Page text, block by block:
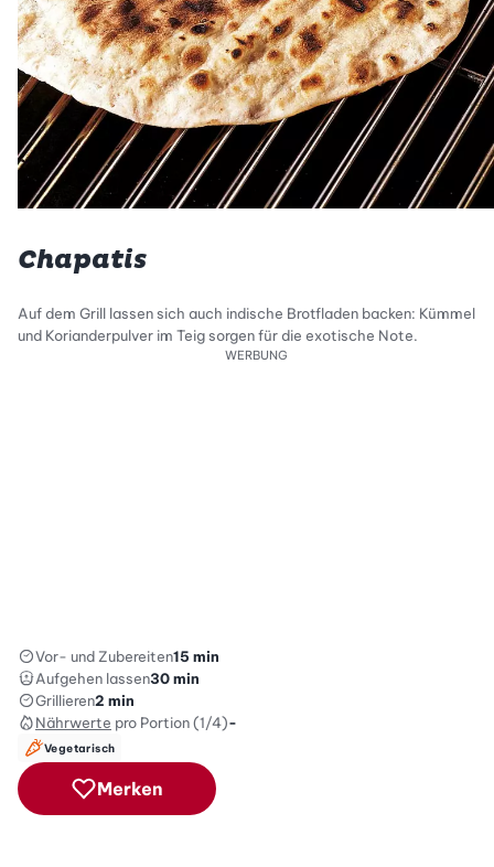
Chapatis
Auf dem Grill lassen sich auch indische Brotfladen backen: Kümmel
und Korianderpulver im Teig sorgen für die exotische Note.
WERBUNG
Vor- und Zubereiten15 min
Aufgehen lassen30 min
Grillieren2 min
Nährwerte pro Portion (1/4)-
Vegetarisch
Merken